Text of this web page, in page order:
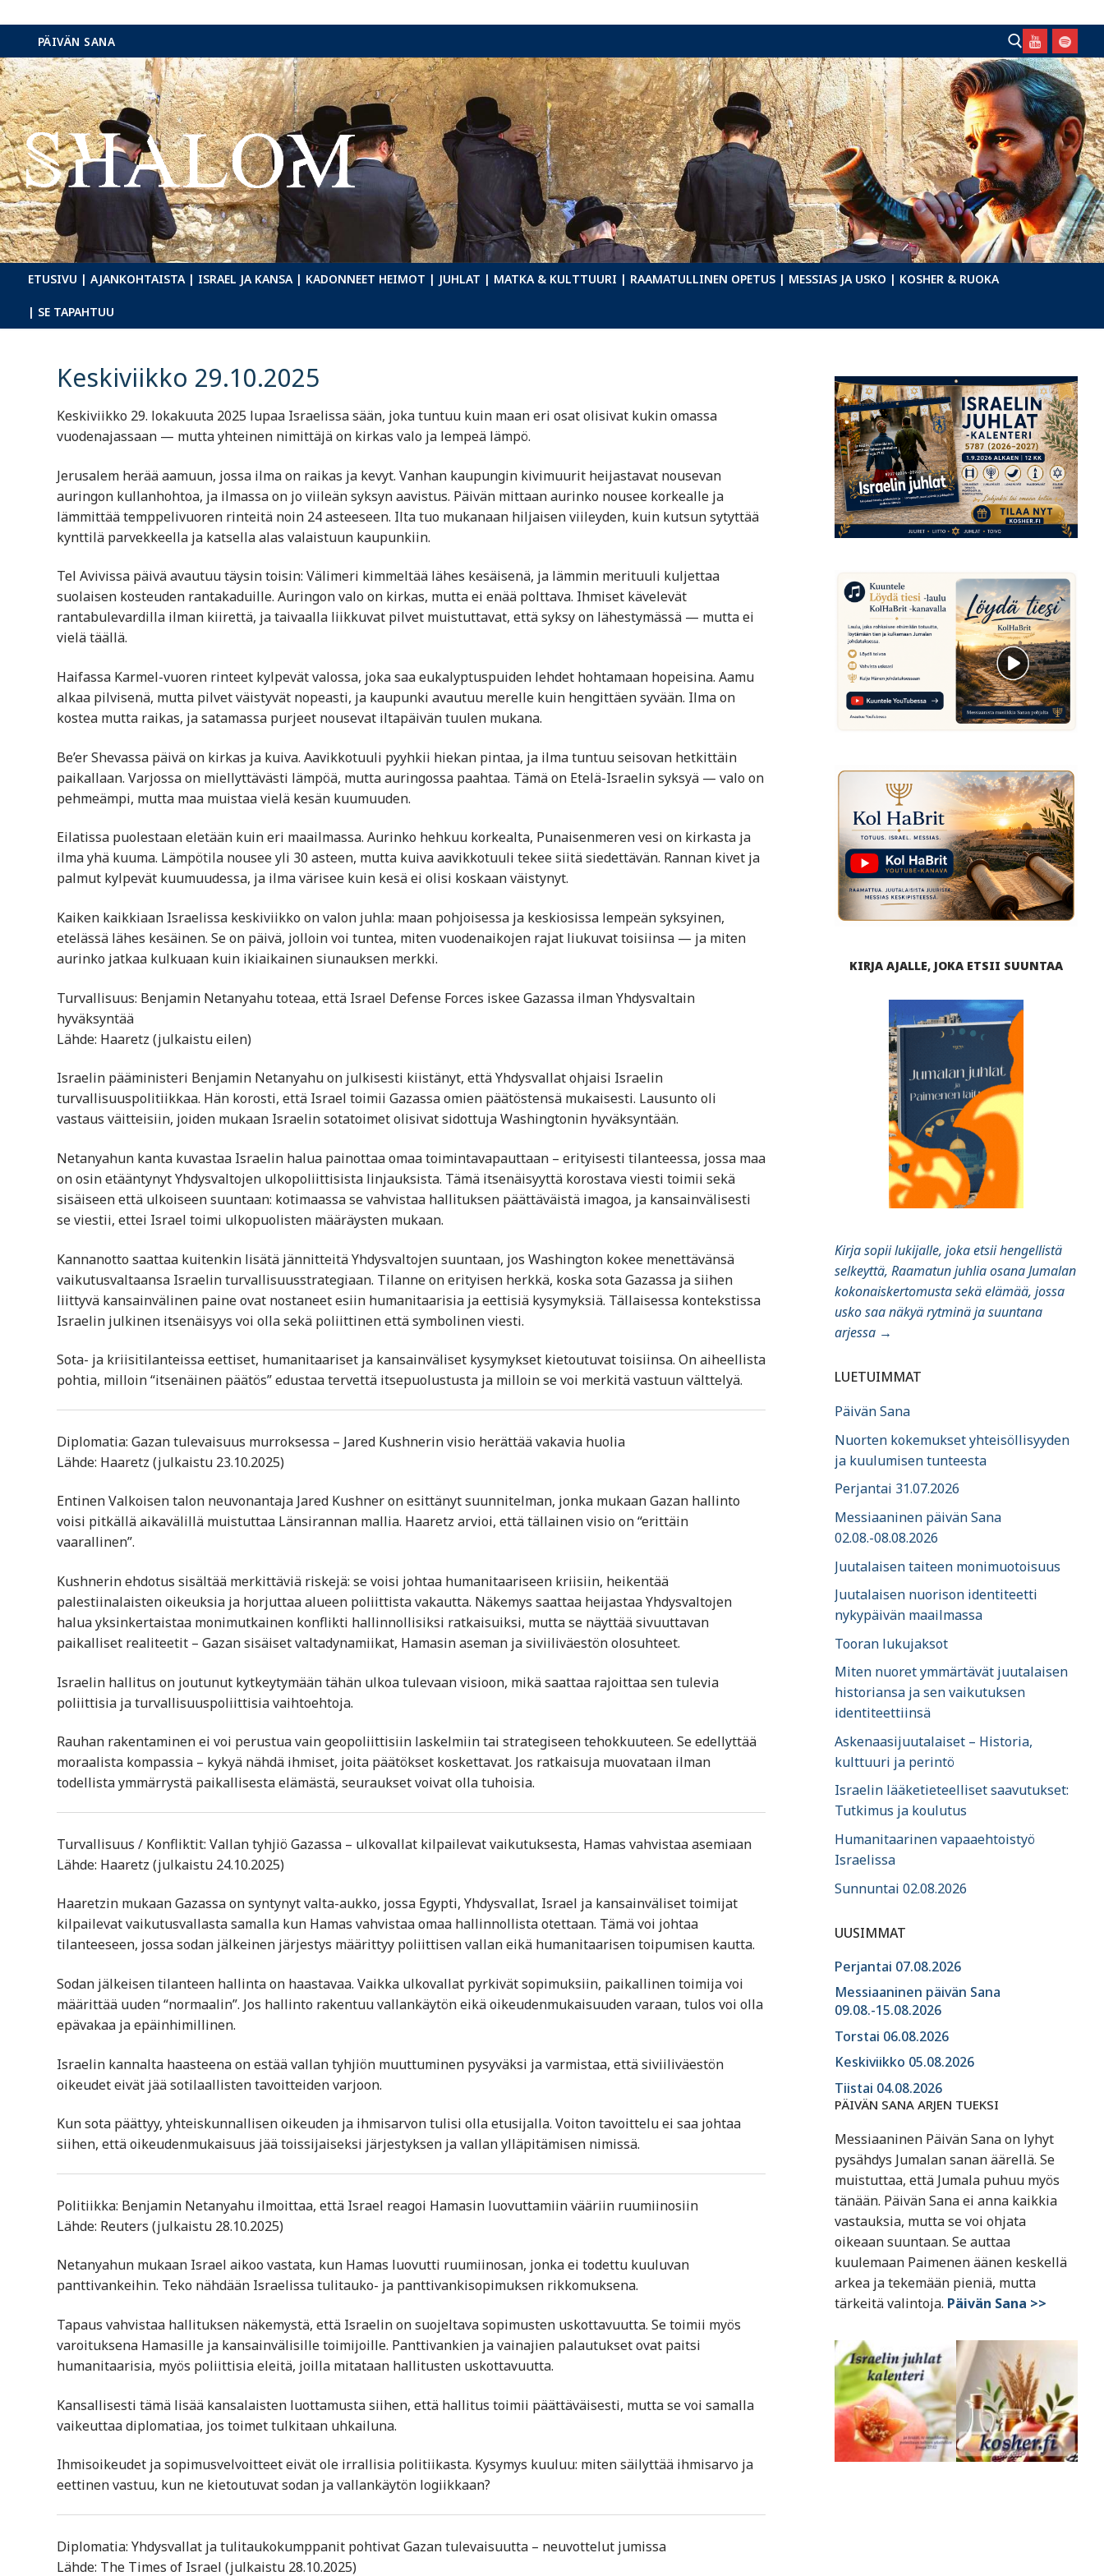
Hyppää
sisältöön
PÄIVÄN SANA
Hae:
ETUSIVU | AJANKOHTAISTA | ISRAEL JA KANSA | KADONNEET HEIMOT | JUHLAT | MATKA & KULTTUURI | RAAMATULLINEN OPETUS | MESSIAS JA USKO | KOSHER & RUOKA
| SE TAPAHTUU
Keskiviikko 29.10.2025
Keskiviikko 29. lokakuuta 2025 lupaa Israelissa sään, joka tuntuu kuin maan eri osat olisivat kukin omassa
vuodenajassaan — mutta yhteinen nimittäjä on kirkas valo ja lempeä lämpö.
Jerusalem herää aamuun, jossa ilma on raikas ja kevyt. Vanhan kaupungin kivimuurit heijastavat nousevan
auringon kullanhohtoa, ja ilmassa on jo viileän syksyn aavistus. Päivän mittaan aurinko nousee korkealle ja
lämmittää temppelivuoren rinteitä noin 24 asteeseen. Ilta tuo mukanaan hiljaisen viileyden, kuin kutsun sytyttää
kynttilä parvekkeella ja katsella alas valaistuun kaupunkiin.
Tel Avivissa päivä avautuu täysin toisin: Välimeri kimmeltää lähes kesäisenä, ja lämmin merituuli kuljettaa
suolaisen kosteuden rantakaduille. Auringon valo on kirkas, mutta ei enää polttava. Ihmiset kävelevät
rantabulevardilla ilman kiirettä, ja taivaalla liikkuvat pilvet muistuttavat, että syksy on lähestymässä — mutta ei
vielä täällä.
Haifassa Karmel-vuoren rinteet kylpevät valossa, joka saa eukalyptuspuiden lehdet hohtamaan hopeisina. Aamu
alkaa pilvisenä, mutta pilvet väistyvät nopeasti, ja kaupunki avautuu merelle kuin hengittäen syvään. Ilma on
kostea mutta raikas, ja satamassa purjeet nousevat iltapäivän tuulen mukana.
Be’er Shevassa päivä on kirkas ja kuiva. Aavikkotuuli pyyhkii hiekan pintaa, ja ilma tuntuu seisovan hetkittäin
paikallaan. Varjossa on miellyttävästi lämpöä, mutta auringossa paahtaa. Tämä on Etelä-Israelin syksyä — valo on
pehmeämpi, mutta maa muistaa vielä kesän kuumuuden.
Eilatissa puolestaan eletään kuin eri maailmassa. Aurinko hehkuu korkealta, Punaisenmeren vesi on kirkasta ja
ilma yhä kuuma. Lämpötila nousee yli 30 asteen, mutta kuiva aavikkotuuli tekee siitä siedettävän. Rannan kivet ja
palmut kylpevät kuumuudessa, ja ilma värisee kuin kesä ei olisi koskaan väistynyt.
Kaiken kaikkiaan Israelissa keskiviikko on valon juhla: maan pohjoisessa ja keskiosissa lempeän syksyinen,
etelässä lähes kesäinen. Se on päivä, jolloin voi tuntea, miten vuodenaikojen rajat liukuvat toisiinsa — ja miten
aurinko jatkaa kulkuaan kuin ikiaikainen siunauksen merkki.
Turvallisuus: Benjamin Netanyahu toteaa, että Israel Defense Forces iskee Gazassa ilman Yhdysvaltain
hyväksyntää
Lähde: Haaretz (julkaistu eilen)
Israelin pääministeri Benjamin Netanyahu on julkisesti kiistänyt, että Yhdysvallat ohjaisi Israelin
turvallisuuspolitiikkaa. Hän korosti, että Israel toimii Gazassa omien päätöstensä mukaisesti. Lausunto oli
vastaus väitteisiin, joiden mukaan Israelin sotatoimet olisivat sidottuja Washingtonin hyväksyntään.
Netanyahun kanta kuvastaa Israelin halua painottaa omaa toimintavapauttaan – erityisesti tilanteessa, jossa maa
on osin etääntynyt Yhdysvaltojen ulkopoliittisista linjauksista. Tämä itsenäisyyttä korostava viesti toimii sekä
sisäiseen että ulkoiseen suuntaan: kotimaassa se vahvistaa hallituksen päättäväistä imagoa, ja kansainvälisesti
se viestii, ettei Israel toimi ulkopuolisten määräysten mukaan.
Kannanotto saattaa kuitenkin lisätä jännitteitä Yhdysvaltojen suuntaan, jos Washington kokee menettävänsä
vaikutusvaltaansa Israelin turvallisuusstrategiaan. Tilanne on erityisen herkkä, koska sota Gazassa ja siihen
liittyvä kansainvälinen paine ovat nostaneet esiin humanitaarisia ja eettisiä kysymyksiä. Tällaisessa kontekstissa
Israelin julkinen itsenäisyys voi olla sekä poliittinen että symbolinen viesti.
Sota- ja kriisitilanteissa eettiset, humanitaariset ja kansainväliset kysymykset kietoutuvat toisiinsa. On aiheellista
pohtia, milloin “itsenäinen päätös” edustaa tervettä itsepuolustusta ja milloin se voi merkitä vastuun välttelyä.
Diplomatia: Gazan tulevaisuus murroksessa – Jared Kushnerin visio herättää vakavia huolia
Lähde: Haaretz (julkaistu 23.10.2025)
Entinen Valkoisen talon neuvonantaja Jared Kushner on esittänyt suunnitelman, jonka mukaan Gazan hallinto
voisi pitkällä aikavälillä muistuttaa Länsirannan mallia. Haaretz arvioi, että tällainen visio on “erittäin
vaarallinen”.
Kushnerin ehdotus sisältää merkittäviä riskejä: se voisi johtaa humanitaariseen kriisiin, heikentää
palestiinalaisten oikeuksia ja horjuttaa alueen poliittista vakautta. Näkemys saattaa heijastaa Yhdysvaltojen
halua yksinkertaistaa monimutkainen konflikti hallinnollisiksi ratkaisuiksi, mutta se näyttää sivuuttavan
paikalliset realiteetit – Gazan sisäiset valtadynamiikat, Hamasin aseman ja siviiliväestön olosuhteet.
Israelin hallitus on joutunut kytkeytymään tähän ulkoa tulevaan visioon, mikä saattaa rajoittaa sen tulevia
poliittisia ja turvallisuuspoliittisia vaihtoehtoja.
Rauhan rakentaminen ei voi perustua vain geopoliittisiin laskelmiin tai strategiseen tehokkuuteen. Se edellyttää
moraalista kompassia – kykyä nähdä ihmiset, joita päätökset koskettavat. Jos ratkaisuja muovataan ilman
todellista ymmärrystä paikallisesta elämästä, seuraukset voivat olla tuhoisia.
Turvallisuus / Konfliktit: Vallan tyhjiö Gazassa – ulkovallat kilpailevat vaikutuksesta, Hamas vahvistaa asemiaan
Lähde: Haaretz (julkaistu 24.10.2025)
Haaretzin mukaan Gazassa on syntynyt valta-aukko, jossa Egypti, Yhdysvallat, Israel ja kansainväliset toimijat
kilpailevat vaikutusvallasta samalla kun Hamas vahvistaa omaa hallinnollista otettaan. Tämä voi johtaa
tilanteeseen, jossa sodan jälkeinen järjestys määrittyy poliittisen vallan eikä humanitaarisen toipumisen kautta.
Sodan jälkeisen tilanteen hallinta on haastavaa. Vaikka ulkovallat pyrkivät sopimuksiin, paikallinen toimija voi
määrittää uuden “normaalin”. Jos hallinto rakentuu vallankäytön eikä oikeudenmukaisuuden varaan, tulos voi olla
epävakaa ja epäinhimillinen.
Israelin kannalta haasteena on estää vallan tyhjiön muuttuminen pysyväksi ja varmistaa, että siviiliväestön
oikeudet eivät jää sotilaallisten tavoitteiden varjoon.
Kun sota päättyy, yhteiskunnallisen oikeuden ja ihmisarvon tulisi olla etusijalla. Voiton tavoittelu ei saa johtaa
siihen, että oikeudenmukaisuus jää toissijaiseksi järjestyksen ja vallan ylläpitämisen nimissä.
Politiikka: Benjamin Netanyahu ilmoittaa, että Israel reagoi Hamasin luovuttamiin vääriin ruumiinosiin
Lähde: Reuters (julkaistu 28.10.2025)
Netanyahun mukaan Israel aikoo vastata, kun Hamas luovutti ruumiinosan, jonka ei todettu kuuluvan
panttivankeihin. Teko nähdään Israelissa tulitauko- ja panttivankisopimuksen rikkomuksena.
Tapaus vahvistaa hallituksen näkemystä, että Israelin on suojeltava sopimusten uskottavuutta. Se toimii myös
varoituksena Hamasille ja kansainvälisille toimijoille. Panttivankien ja vainajien palautukset ovat paitsi
humanitaarisia, myös poliittisia eleitä, joilla mitataan hallitusten uskottavuutta.
Kansallisesti tämä lisää kansalaisten luottamusta siihen, että hallitus toimii päättäväisesti, mutta se voi samalla
vaikeuttaa diplomatiaa, jos toimet tulkitaan uhkailuna.
Ihmisoikeudet ja sopimusvelvoitteet eivät ole irrallisia politiikasta. Kysymys kuuluu: miten säilyttää ihmisarvo ja
eettinen vastuu, kun ne kietoutuvat sodan ja vallankäytön logiikkaan?
Diplomatia: Yhdysvallat ja tulitaukokumppanit pohtivat Gazan tulevaisuutta – neuvottelut jumissa
Lähde: The Times of Israel (julkaistu 28.10.2025)
KIRJA AJALLE, JOKA ETSII SUUNTAA
Kirja sopii lukijalle, joka etsii hengellistä
selkeyttä, Raamatun juhlia osana Jumalan
kokonaiskertomusta sekä elämää, jossa
usko saa näkyä rytminä ja suuntana
arjessa →
LUETUIMMAT
Päivän Sana
Nuorten kokemukset yhteisöllisyyden
ja kuulumisen tunteesta
Perjantai 31.07.2026
Messiaaninen päivän Sana
02.08.-08.08.2026
Juutalaisen taiteen monimuotoisuus
Juutalaisen nuorison identiteetti
nykypäivän maailmassa
Tooran lukujaksot
Miten nuoret ymmärtävät juutalaisen
historiansa ja sen vaikutuksen
identiteettiinsä
Askenaasijuutalaiset – Historia,
kulttuuri ja perintö
Israelin lääketieteelliset saavutukset:
Tutkimus ja koulutus
Humanitaarinen vapaaehtoistyö
Israelissa
Sunnuntai 02.08.2026
UUSIMMAT
Perjantai 07.08.2026
Messiaaninen päivän Sana
09.08.-15.08.2026
Torstai 06.08.2026
Keskiviikko 05.08.2026
Tiistai 04.08.2026
PÄIVÄN SANA ARJEN TUEKSI
Messiaaninen Päivän Sana on lyhyt
pysähdys Jumalan sanan äärellä. Se
muistuttaa, että Jumala puhuu myös
tänään. Päivän Sana ei anna kaikkia
vastauksia, mutta se voi ohjata
oikeaan suuntaan. Se auttaa
kuulemaan Paimenen äänen keskellä
arkea ja tekemään pieniä, mutta
tärkeitä valintoja. Päivän Sana >>